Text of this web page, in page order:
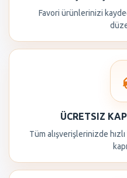
Favori ürünlerinizi
ÜCRETSIZ
Tüm alışverişlerinizde